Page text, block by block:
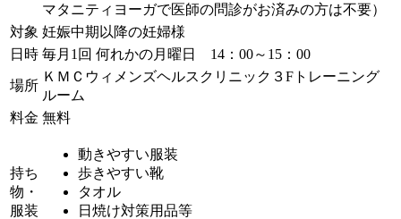
マタニティヨーガで医師の問診がお済みの方は不要）
対象 妊娠中期以降の妊婦様
日時 毎月1回 何れかの月曜日 14：00～15：00
場所
ＫＭＣウィメンズヘルスクリニック３Fトレーニング
ルーム
料金 無料
持ち
物・
服装
動きやすい服装
歩きやすい靴
タオル
日焼け対策用品等